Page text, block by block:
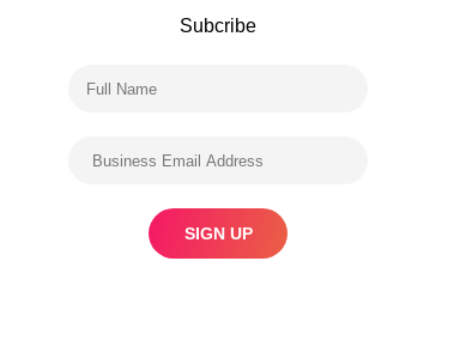
Subcribe